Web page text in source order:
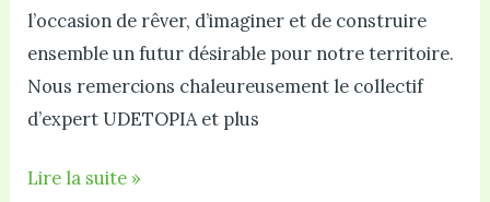
l’occasion de rêver, d’imaginer et de construire
ensemble un futur désirable pour notre territoire.
Nous remercions chaleureusement le collectif
d’expert UDETOPIA et plus
Participez
Lire la suite »